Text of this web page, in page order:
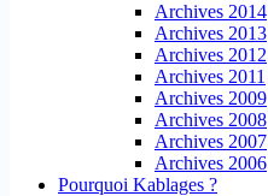
Archives 2014
Archives 2013
Archives 2012
Archives 2011
Archives 2009
Archives 2008
Archives 2007
Archives 2006
Pourquoi Kablages ?